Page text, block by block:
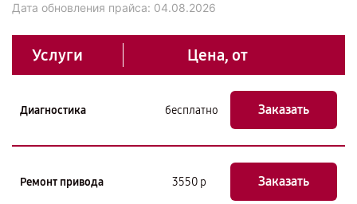
Дата обновления прайса: 04.08.2026
Услуги Цена, от
Диагностика бесплатно Заказать
Ремонт привода 3550 р Заказать